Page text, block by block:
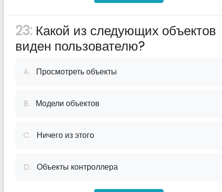
23: Какой из следующих объектов
виден пользователю?
A. Просмотреть объекты
B. Модели объектов
C. Ничего из этого
D. Объекты контроллера